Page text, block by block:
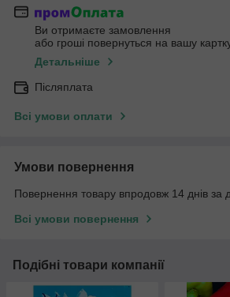
Ви отримаєте замовлення
або гроші повернуться на вашу
Детальніше
Післяплата
Всі умови оплати
Умови повернення
Повернення товару впродовж 14 днів за
Всі умови повернення
Подібні товари компанії